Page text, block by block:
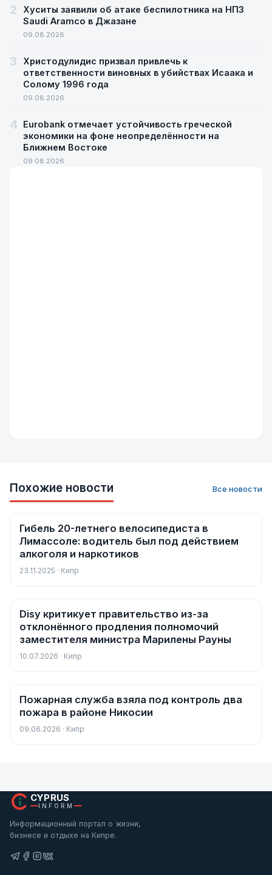
2
Хуситы заявили об атаке беспилотника на НПЗ
Saudi Aramco в Джазане
09.08.2026
3
Христодулидис призвал привлечь к
ответственности виновных в убийствах Исаака и
Солому 1996 года
09.08.2026
4
Eurobank отмечает устойчивость греческой
экономики на фоне неопределённости на
Ближнем Востоке
09.08.2026
Похожие новости Все новости
Новости
Гибель 20-летнего велосипедиста в
Лимассоле: водитель был под действием
алкоголя и наркотиков
23.11.2025 · Кипр
Новости
Disy критикует правительство из-за
отклонённого продления полномочий
заместителя министра Марилены Рауны
10.07.2026 · Кипр
Новости
Пожарная служба взяла под контроль два
пожара в районе Никосии
09.06.2026 · Кипр
CYPRUS
INFORM
Информационный портал о жизни,
бизнесе и отдыхе на Кипре.